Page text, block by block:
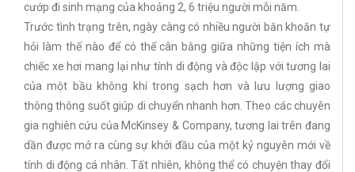
cướp đi sinh mạng của khoảng 2, 6 triệu người mỗi năm.
Trước tình trạng trên, ngày càng có nhiều người băn khoăn tự
hỏi làm thế nào để có thể cân bằng giữa những tiện ích mà
chiếc xe hơi mang lại như tính di động và độc lập với tương lai
của một bầu không khí trong sạch hơn và lưu lượng giao
thông thông suốt giúp di chuyển nhanh hơn. Theo các chuyên
gia nghiên cứu của McKinsey & Company, tương lai trên đang
dần được mở ra cùng sự khởi đầu của một kỷ nguyên mới về
tính di động cá nhân. Tất nhiên, không thể có chuyện thay đổi